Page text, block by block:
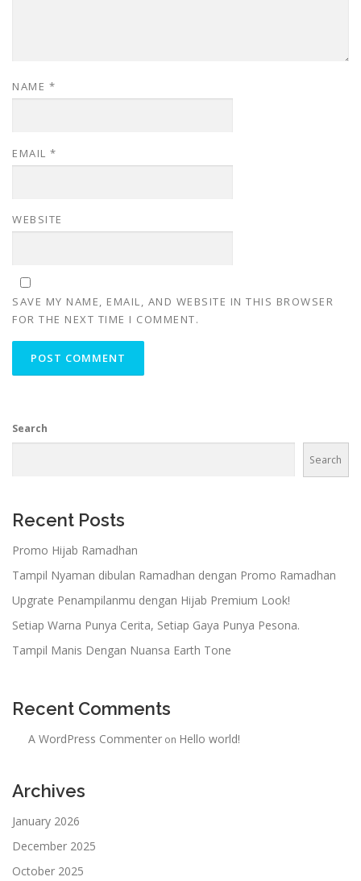
NAME *
EMAIL *
WEBSITE
SAVE MY NAME, EMAIL, AND WEBSITE IN THIS BROWSER
FOR THE NEXT TIME I COMMENT.
Search
Search
Recent Posts
Promo Hijab Ramadhan
Tampil Nyaman dibulan Ramadhan dengan Promo Ramadhan
Upgrate Penampilanmu dengan Hijab Premium Look!
Setiap Warna Punya Cerita, Setiap Gaya Punya Pesona.
Tampil Manis Dengan Nuansa Earth Tone
Recent Comments
A WordPress Commenter on Hello world!
Archives
January 2026
December 2025
October 2025